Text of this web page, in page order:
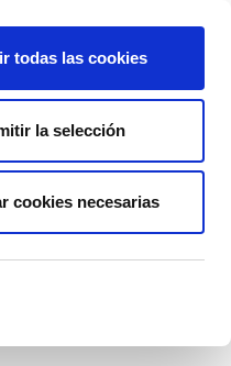
todas las cookies
la selección
cookies necesarias
AFÍLIATE